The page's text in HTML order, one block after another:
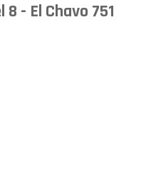
8 - El Chavo 751